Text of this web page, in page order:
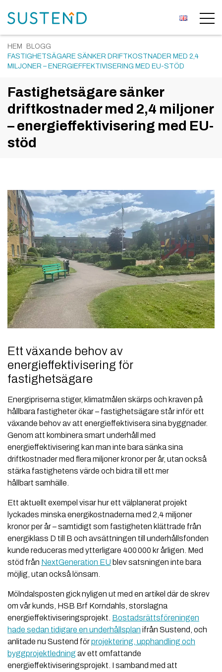
HEM
BLOGG
FASTIGHETSÄGARE SÄNKER DRIFTKOSTNADER MED 2,4
MILJONER – ENERGIEFFEKTIVISERING MED EU-STÖD
Fastighetsägare sänker
driftkostnader med 2,4 miljoner
– energieffektivisering med EU-
stöd
Ett växande behov av
energieffektivisering för
fastighetsägare
Energipriserna stiger, klimatmålen skärps och kraven på
hållbara fastigheter ökar – fastighetsägare står inför ett
växande behov av att energieffektivisera sina byggnader.
Genom att kombinera smart underhåll med
energieffektivisering kan man inte bara sänka sina
driftkostnader med flera miljoner kronor per år, utan också
stärka fastighetens värde och bidra till ett mer
hållbart samhälle.
Ett aktuellt exempel visar hur ett välplanerat projekt
lyckades minska energikostnaderna med 2,4 miljoner
kronor per år – samtidigt som fastigheten klättrade från
energiklass D till B och avsättningen till underhållsfonden
kunde reduceras med ytterligare 400 000 kr årligen. Med
stöd från NextGeneration EU blev satsningen inte bara
möjlig, utan också lönsam.
Mölndalsposten gick nyligen ut med en artikel där de skrev
om vår kunds, HSB Brf Korndahls, storslagna
energieffektiviseringsprojekt. Bostadsrättsföreningen
hade sedan tidigare en underhållsplan ifrån Sustend, och
anlitade nu Sustend förprojektering, upphandling och
byggprojektledning av ett omfattande
energieffektiviseringsprojekt. I samband med att